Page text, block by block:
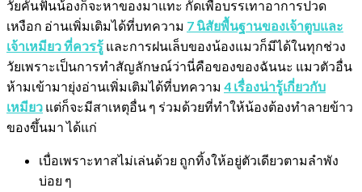
วัยคันฟันน้องก็จะหาของมาแทะ กัดเพื่อบรรเทาอาการปวด
เหงือก อ่านเพิ่มเติมได้ที่บทความ 7 นิสัยพื้นฐานของเจ้าตูบและ
เจ้าเหมียว ที่ควรรู้ และการฝนเล็บของน้องแมวก็มีได้ในทุกช่วง
วัยเพราะเป็นการทำสัญลักษณ์ว่านี่คือของของฉันนะ แมวตัวอื่น
ห้ามเข้ามายุ่งอ่านเพิ่มเติมได้ที่บทความ 4 เรื่องน่ารู้เกี่ยวกับ
เหมียว แต่ก็จะมีสาเหตุอื่น ๆ ร่วมด้วยที่ทำให้น้องต้องทำลายข้าว
ของขึ้นมา ได้แก่
เบื่อเพราะทาสไม่เล่นด้วย ถูกทิ้งให้อยู่ตัวเดียวตามลำพัง
บ่อย ๆ